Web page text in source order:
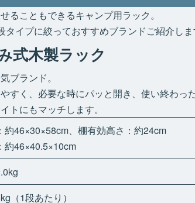
ることもできるキャンプ用ラック。
イプに絞っておすすめブランドご紹介しま
式木製ラック
ブランド。
すく、必要な時にパッと開き、使い終わっ
トにもマッチします。
約46×30×58cm、棚有効高さ：約24cm
約46×40.5×10cm
（1段あたり）